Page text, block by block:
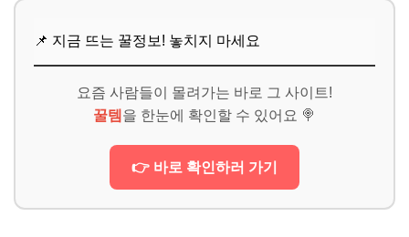
📌 지금 뜨는 꿀정보! 놓치지 마세요
요즘 사람들이 몰려가는 바로 그 사이트!
꿀템 을 한눈에 확인할 수 있어요 🍭
👉 바로 확인하러 가기